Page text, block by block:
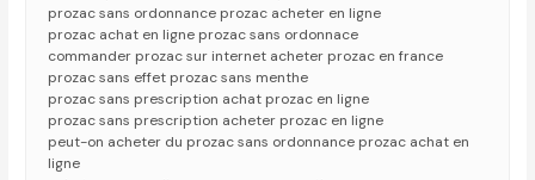
prozac sans ordonnance prozac acheter en ligne
prozac achat en ligne prozac sans ordonnace
commander prozac sur internet acheter prozac en france
prozac sans effet prozac sans menthe
prozac sans prescription achat prozac en ligne
prozac sans prescription acheter prozac en ligne
peut-on acheter du prozac sans ordonnance prozac achat en
ligne